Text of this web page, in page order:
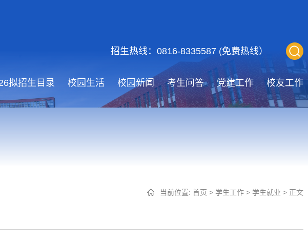
招生热线：0816-8335587 (免费热线）
拟招生目录 校园生活 校园新闻 考生问答 党建工作 校友工作
当前位置: 首页 > 学生工作 > 学生就业 > 正文